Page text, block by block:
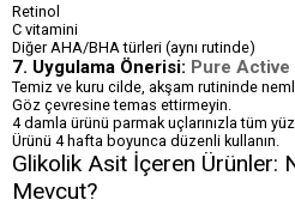
Retinol
C vitamini
Diğer AHA/BHA türleri (aynı rutinde)
7. Uygulama Önerisi: Pure Active
Temiz ve kuru cilde, akşam rutininde
Göz çevresine temas ettirmeyin.
4 damla ürünü parmak uçlarınızla tüm
Ürünü 4 hafta boyunca düzenli kullanın.
Glikolik Asit İçeren Ürünler:
Mevcut?